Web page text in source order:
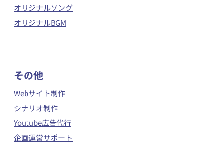
オリジナルソング
オリジナルBGM
​その他
Webサイト制作
シナリオ制作
Youtube広告代行
企画運営サポート